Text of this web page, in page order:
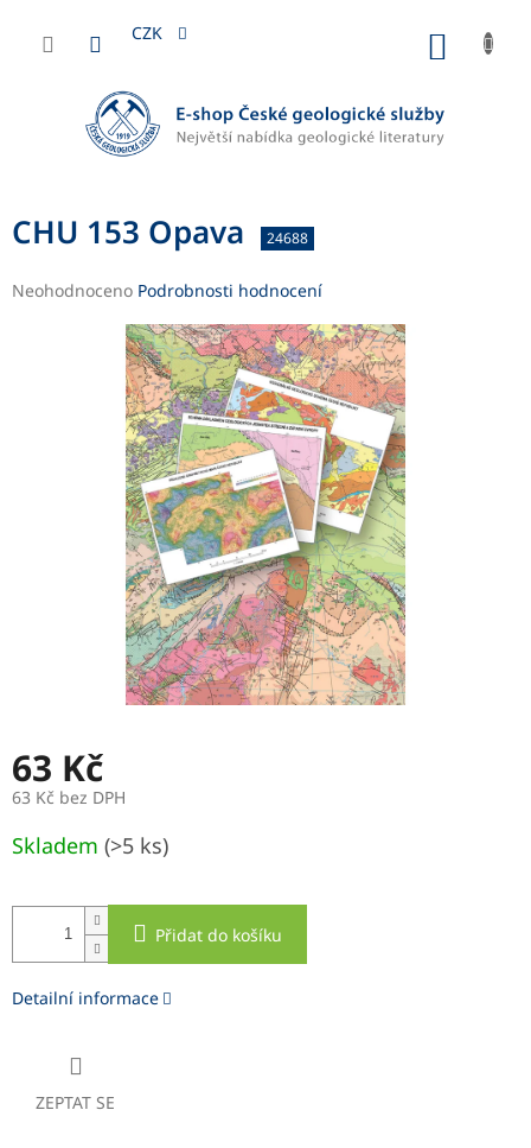
obsah
CZK
CHU 153 Opava 24688
Průměrné
Neohodnoceno Podrobnosti hodnocení
63 Kč
63 Kč bez DPH
cena:
Skladem (>5 ks)
Přidat do košíku
Detailní informace
ZEPTAT SE